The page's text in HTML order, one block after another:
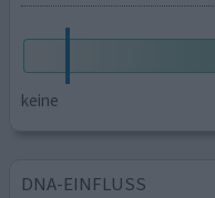
keine
DNA-EINFLUSS